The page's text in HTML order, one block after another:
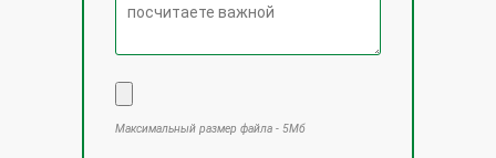
Максимальный размер файла - 5Мб